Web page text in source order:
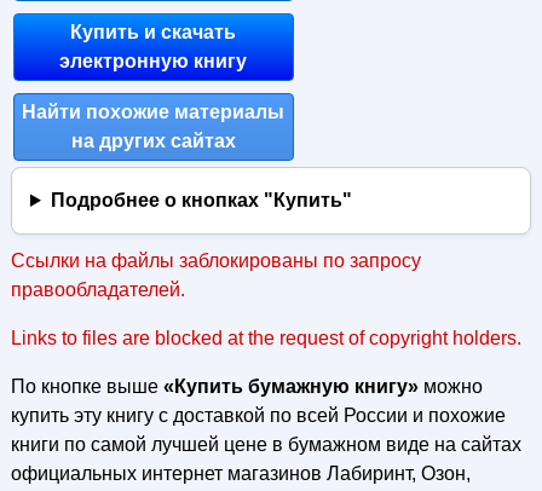
Купить и скачать
электронную книгу
Найти похожие материалы
на других сайтах
Подробнее о кнопках "Купить"
Ссылки на файлы заблокированы по запросу
правообладателей.
Links to files are blocked at the request of copyright holders.
По кнопке выше «Купить бумажную книгу»можно
купить эту книгу с доставкой по всей России и похожие
книги по самой лучшей цене в бумажном виде на сайтах
официальных интернет магазинов Лабиринт, Озон,